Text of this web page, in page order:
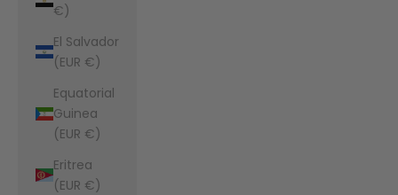
€)
El Salvador
(EUR €)
Equatorial
Guinea
(EUR €)
Eritrea
(EUR €)